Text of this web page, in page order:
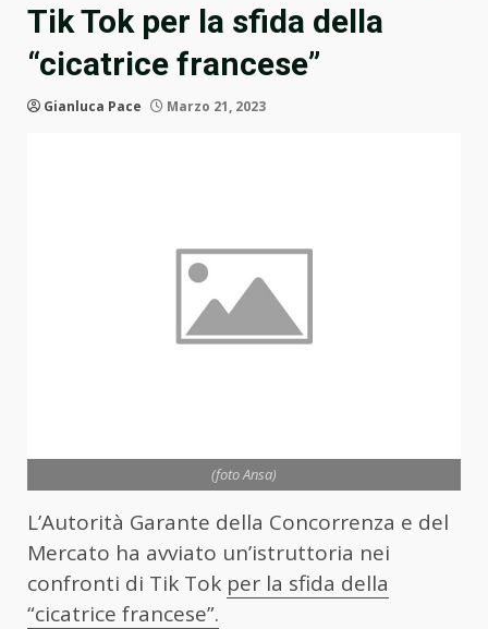
Tik Tok per la sfida della
“cicatrice francese”
Gianluca Pace Marzo 21, 2023
(foto Ansa)
L’Autorità Garante della Concorrenza e del
Mercato ha avviato un’istruttoria nei
confronti di Tik Tok per la sfida della
“cicatrice francese”.